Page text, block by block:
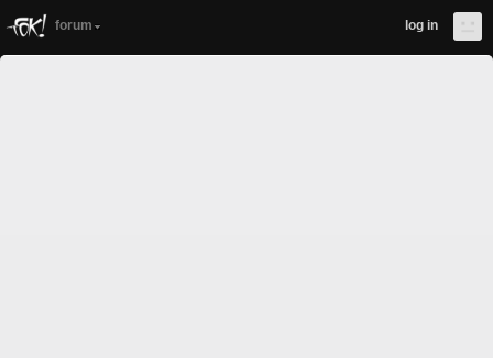
forum log in